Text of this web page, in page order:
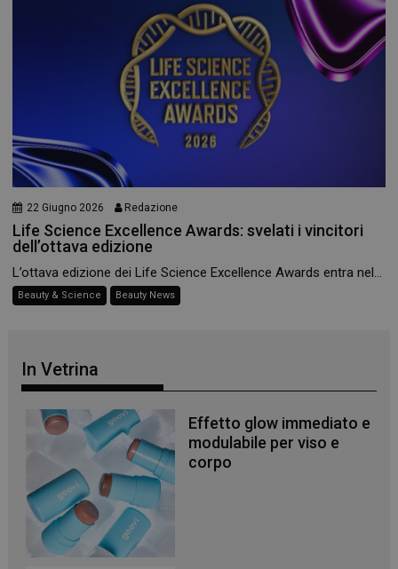
22 Giugno 2026 Redazione
Life Science Excellence Awards: svelati i vincitori
dell’ottava edizione
L’ottava edizione dei Life Science Excellence Awards entra nel...
Beauty & Science Beauty News
In Vetrina
Effetto glow immediato e
modulabile per viso e
corpo
_ga_YJ0035S3E9 .panoramacosmetico.it
CookieScriptConsent
CookieScript
www.panoramacosmetico.it
5 mesi 3
settimane